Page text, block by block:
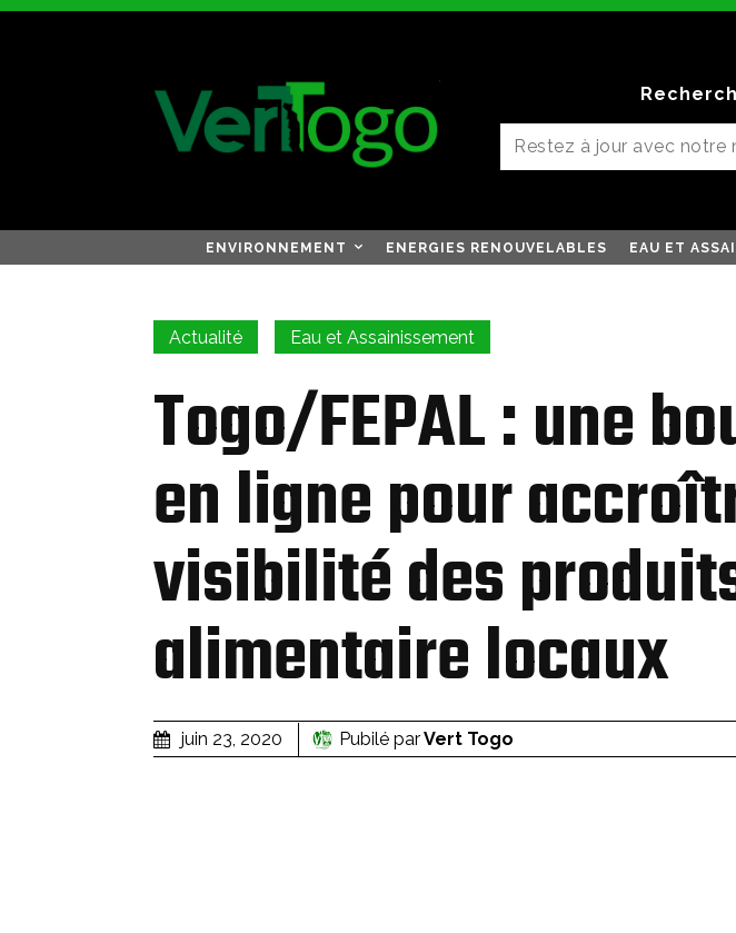
ENVIRONNEMENT ENERGIES RENOUVELABLES EAU ET
Actualité Eau et Assainissement
Togo/FEPAL : une
en ligne pour
visibilité des
alimentaire locaux
juin 23, 2020 Pubilé parVert Togo